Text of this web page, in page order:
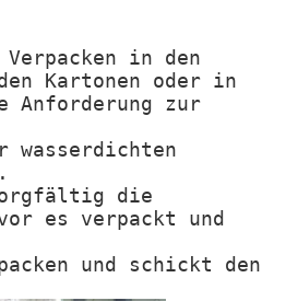
in den
Kartonen oder in
Anforderung zur
wasserdichten
die
es verpackt und
und schickt den